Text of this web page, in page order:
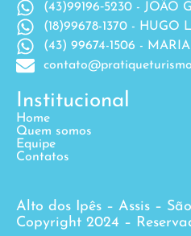
(43)99196‐5230 - JOÃO
(18)99678-1370 - HUGO
(43) 99674-1506 -
Institucional
Home
Quem somos
Equipe
Contatos
Alto dos Ipês – Assis –
Copyright 2024 –